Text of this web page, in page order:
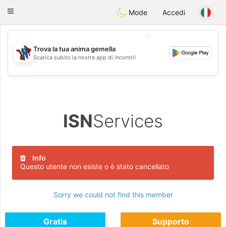
Taimerais
Toggle
Mode Accedi
💖
💕
Trova la tua anima gemella
Scarica subito la nostra app di incontri!
ISNServices
Info
Questo utente non esiste o è stato cancellato
Sorry we could not find this member
Gratis Supporto